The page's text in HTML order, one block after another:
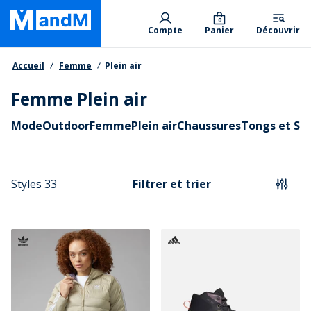
Skip
main
content
Primary departments
Compte Panier
0
Découvrir
Fil d'Ariane
Accueil Femme Plein air
Femme Plein air
Liens rapides
ModeOutdoorFemmePlein airChaussuresTongs et
Styles 33 Filtrer et trier